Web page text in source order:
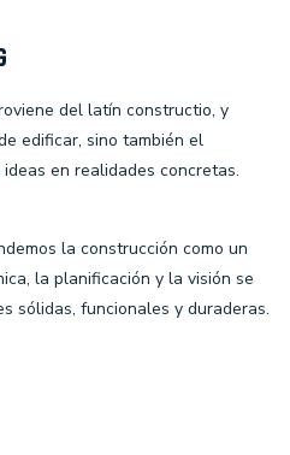
del latín constructio, y
edificar, sino también el
en realidades concretas.
la construcción como un
la planificación y la visión se
sólidas, funcionales y duraderas.